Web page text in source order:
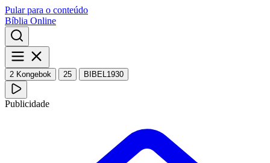
Pular para o conteúdo
Bíblia Online
2 Kongebok 25 BIBEL1930
Publicidade